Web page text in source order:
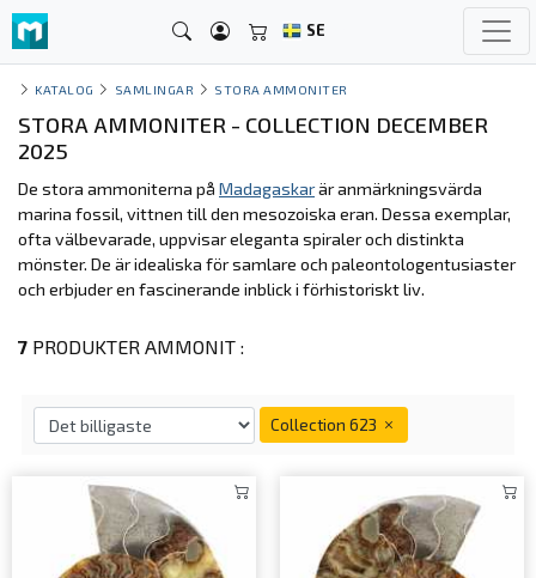
SE
KATALOG SAMLINGAR STORA AMMONITER
STORA AMMONITER - COLLECTION DECEMBER
2025
De stora ammoniterna på Madagaskarär anmärkningsvärda
marina fossil, vittnen till den mesozoiska eran. Dessa exemplar,
ofta välbevarade, uppvisar eleganta spiraler och distinkta
mönster. De är idealiska för samlare och paleontologentusiaster
och erbjuder en fascinerande inblick i förhistoriskt liv.
7 PRODUKTER AMMONIT :
Collection 623